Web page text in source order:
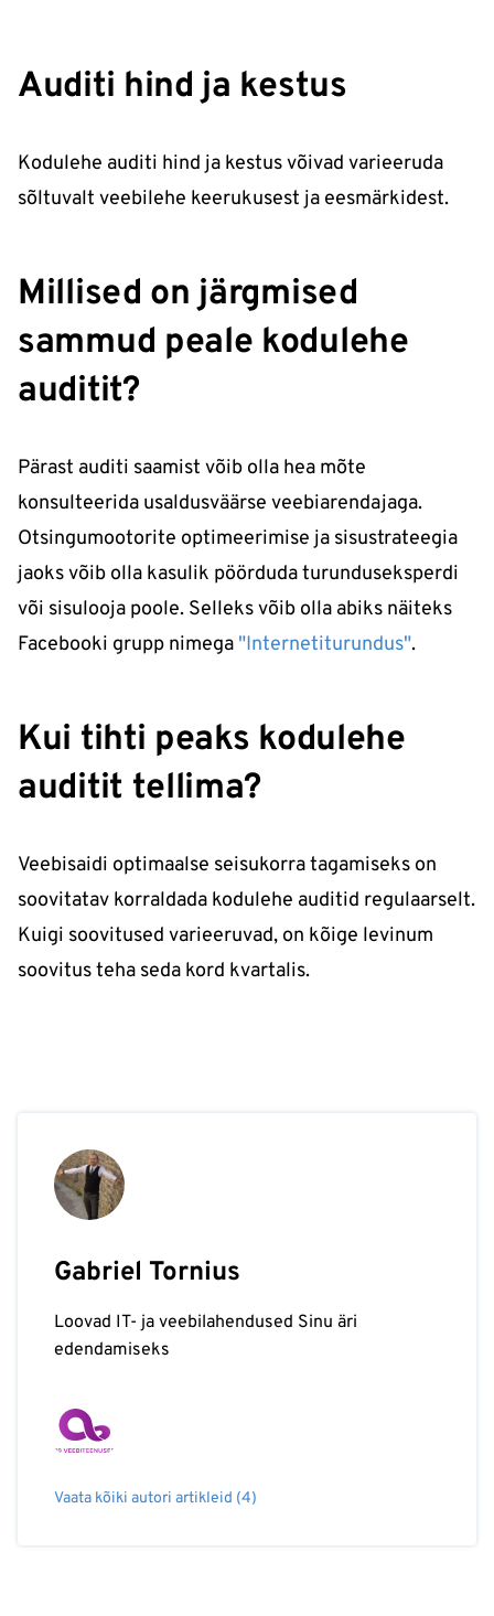
Auditi hind ja kestus
Kodulehe auditi hind ja kestus võivad varieeruda
sõltuvalt veebilehe keerukusest ja eesmärkidest.
Millised on järgmised
sammud peale kodulehe
auditit?
Pärast auditi saamist võib olla hea mõte
konsulteerida usaldusväärse veebiarendajaga.
Otsingumootorite optimeerimise ja sisustrateegia
jaoks võib olla kasulik pöörduda turunduseksperdi
või sisulooja poole. Selleks võib olla abiks näiteks
Facebooki grupp nimega "Internetiturundus".
Kui tihti peaks kodulehe
auditit tellima?
Veebisaidi optimaalse seisukorra tagamiseks on
soovitatav korraldada kodulehe auditid regulaarselt.
Kuigi soovitused varieeruvad, on kõige levinum
soovitus teha seda kord kvartalis.
Gabriel Tornius
Loovad IT- ja veebilahendused Sinu äri
edendamiseks
Vaata kõiki autori artikleid (4)